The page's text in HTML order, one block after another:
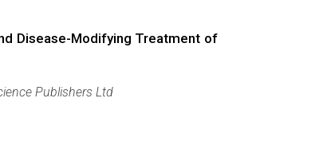
Disease-Modifying Treatment of
Publishers Ltd